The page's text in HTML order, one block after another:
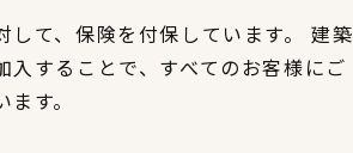
て、保険を付保しています。 建築
することで、すべてのお客様にご
す。